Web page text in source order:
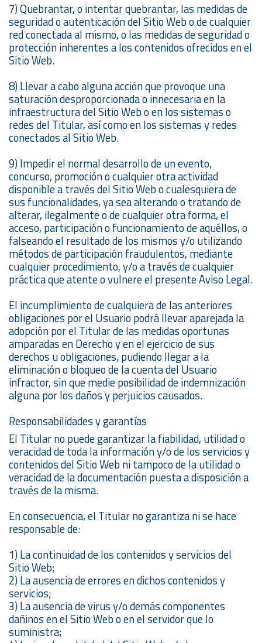
7) Quebrantar, o intentar quebrantar, las medidas de
seguridad o autenticación del Sitio Web o de cualquier
red conectada al mismo, o las medidas de seguridad o
protección inherentes a los contenidos ofrecidos en el
Sitio Web.
8) Llevar a cabo alguna acción que provoque una
saturación desproporcionada o innecesaria en la
infraestructura del Sitio Web o en los sistemas o
redes del Titular, así como en los sistemas y redes
conectados al Sitio Web.
9) Impedir el normal desarrollo de un evento,
concurso, promoción o cualquier otra actividad
disponible a través del Sitio Web o cualesquiera de
sus funcionalidades, ya sea alterando o tratando de
alterar, ilegalmente o de cualquier otra forma, el
acceso, participación o funcionamiento de aquéllos, o
falseando el resultado de los mismos y/o utilizando
métodos de participación fraudulentos, mediante
cualquier procedimiento, y/o a través de cualquier
práctica que atente o vulnere el presente Aviso Legal.
El incumplimiento de cualquiera de las anteriores
obligaciones por el Usuario podrá llevar aparejada la
adopción por el Titular de las medidas oportunas
amparadas en Derecho y en el ejercicio de sus
derechos u obligaciones, pudiendo llegar a la
eliminación o bloqueo de la cuenta del Usuario
infractor, sin que medie posibilidad de indemnización
alguna por los daños y perjuicios causados.
Responsabilidades y garantías
El Titular no puede garantizar la fiabilidad, utilidad o
veracidad de toda la información y/o de los servicios y
contenidos del Sitio Web ni tampoco de la utilidad o
veracidad de la documentación puesta a disposición a
través de la misma.
En consecuencia, el Titular no garantiza ni se hace
responsable de:
1) La continuidad de los contenidos y servicios del
Sitio Web;
2) La ausencia de errores en dichos contenidos y
servicios;
3) La ausencia de virus y/o demás componentes
dañinos en el Sitio Web o en el servidor que lo
suministra;